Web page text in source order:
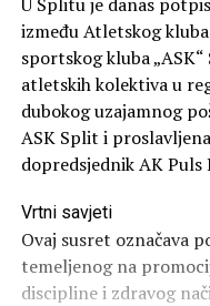
između Atletskog
sportskog kluba
atletskih kolektiva u
dubokog uzajamnog
ASK Split i
dopredsjednik AK Puls
Vrtni savjeti
Ovaj susret označava
temeljenog na
discipline i zdravog